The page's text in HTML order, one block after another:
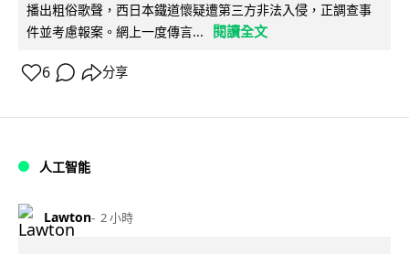
播出粗俗歌聲，西日本鐵道懷疑遭第三方非法入侵，正調查事
件並考慮報案。網上一度傳言...
閱讀全文
6 分享
人工智能
Lawton 2 小時